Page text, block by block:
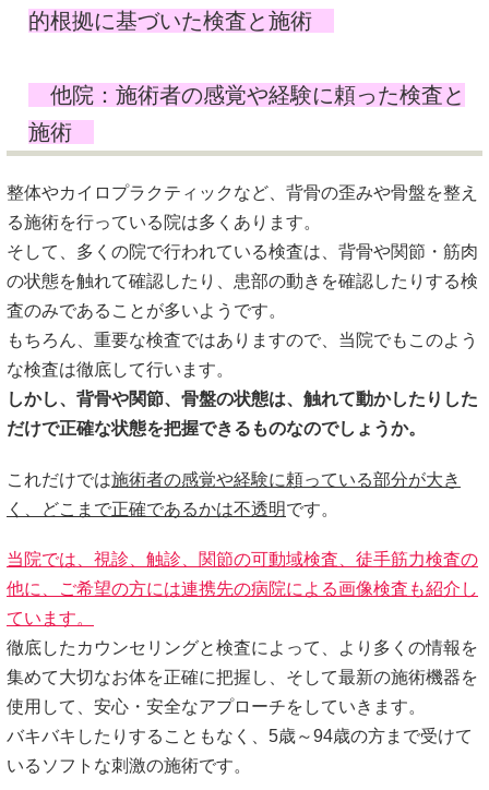
的根拠に基づいた検査と施術
他院：施術者の感覚や経験に頼った検査と
施術
整体やカイロプラクティックなど、背骨の歪みや骨盤を整え
る施術を行っている院は多くあります。
そして、多くの院で行われている検査は、背骨や関節・筋肉
の状態を触れて確認したり、患部の動きを確認したりする検
査のみであることが多いようです。
もちろん、重要な検査ではありますので、当院でもこのよう
な検査は徹底して行います。
しかし、背骨や関節、骨盤の状態は、触れて動かしたりした
だけで正確な状態を把握できるものなのでしょうか。
これだけでは施術者の感覚や経験に頼っている部分が大き
く、どこまで正確であるかは不透明です。
当院では、視診、触診、関節の可動域検査、徒手筋力検査の
他に、ご希望の方には連携先の病院による画像検査も紹介し
ています。
徹底したカウンセリングと検査によって、より多くの情報を
集めて大切なお体を正確に把握し、そして最新の施術機器を
使用して、安心・安全なアプローチをしていきます。
バキバキしたりすることもなく、5歳～94歳の方まで受けて
いるソフトな刺激の施術です。